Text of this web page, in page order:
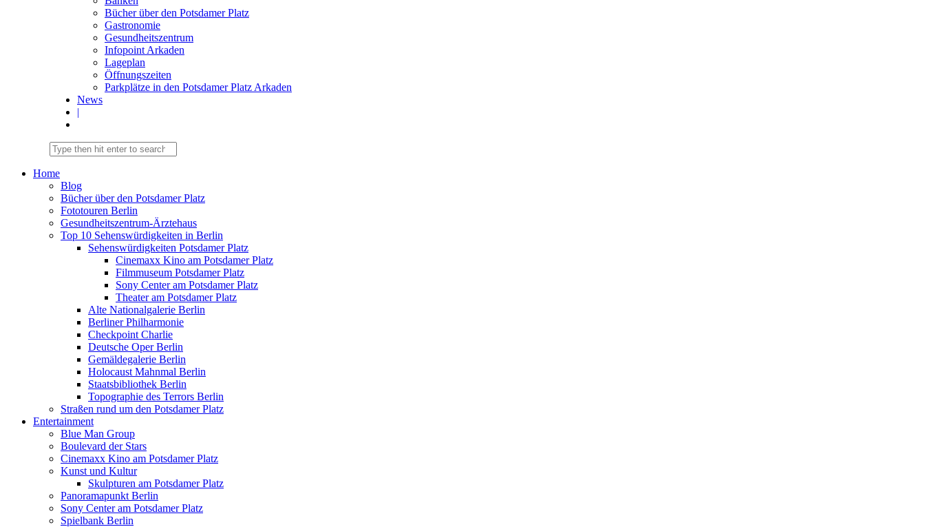
Bücher über den Potsdamer Platz
Gastronomie
Gesundheitszentrum
Infopoint Arkaden
Lageplan
Öffnungszeiten
Parkplätze in den Potsdamer Platz Arkaden
News
|
Home
Blog
Bücher über den Potsdamer Platz
Fototouren Berlin
Gesundheitszentrum-Ärztehaus
Top 10 Sehenswürdigkeiten in Berlin
Sehenswürdigkeiten Potsdamer Platz
Cinemaxx Kino am Potsdamer Platz
Filmmuseum Potsdamer Platz
Sony Center am Potsdamer Platz
Theater am Potsdamer Platz
Alte Nationalgalerie Berlin
Berliner Philharmonie
Checkpoint Charlie
Deutsche Oper Berlin
Gemäldegalerie Berlin
Holocaust Mahnmal Berlin
Staatsbibliothek Berlin
Topographie des Terrors Berlin
Straßen rund um den Potsdamer Platz
Entertainment
Blue Man Group
Boulevard der Stars
Cinemaxx Kino am Potsdamer Platz
Kunst und Kultur
Skulpturen am Potsdamer Platz
Panoramapunkt Berlin
Sony Center am Potsdamer Platz
Spielbank Berlin